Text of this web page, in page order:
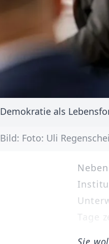
Demokratie als
Bild: Foto: Uli
Tage